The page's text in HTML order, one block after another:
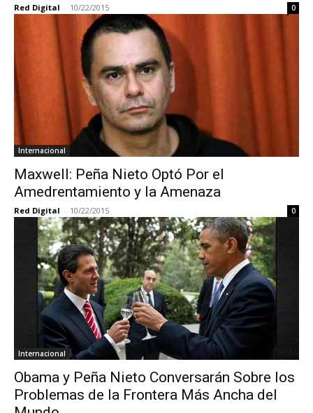
Red Digital - 10/22/2015 0
Internacional
Maxwell: Peña Nieto Optó Por el
Amedrentamiento y la Amenaza
Red Digital - 10/22/2015 0
Internacional
Obama y Peña Nieto Conversarán Sobre los
Problemas de la Frontera Más Ancha del